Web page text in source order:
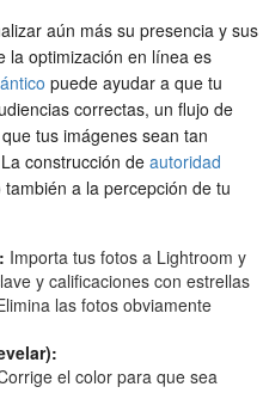
aún más su presencia y sus
la optimización en línea es
puede ayudar a que tu
correctas, un flujo de
tus imágenes sean tan
construcción de autoridad
a la percepción de tu
Importa tus fotos a Lightroom y
y calificaciones con estrellas
las fotos obviamente
el color para que sea